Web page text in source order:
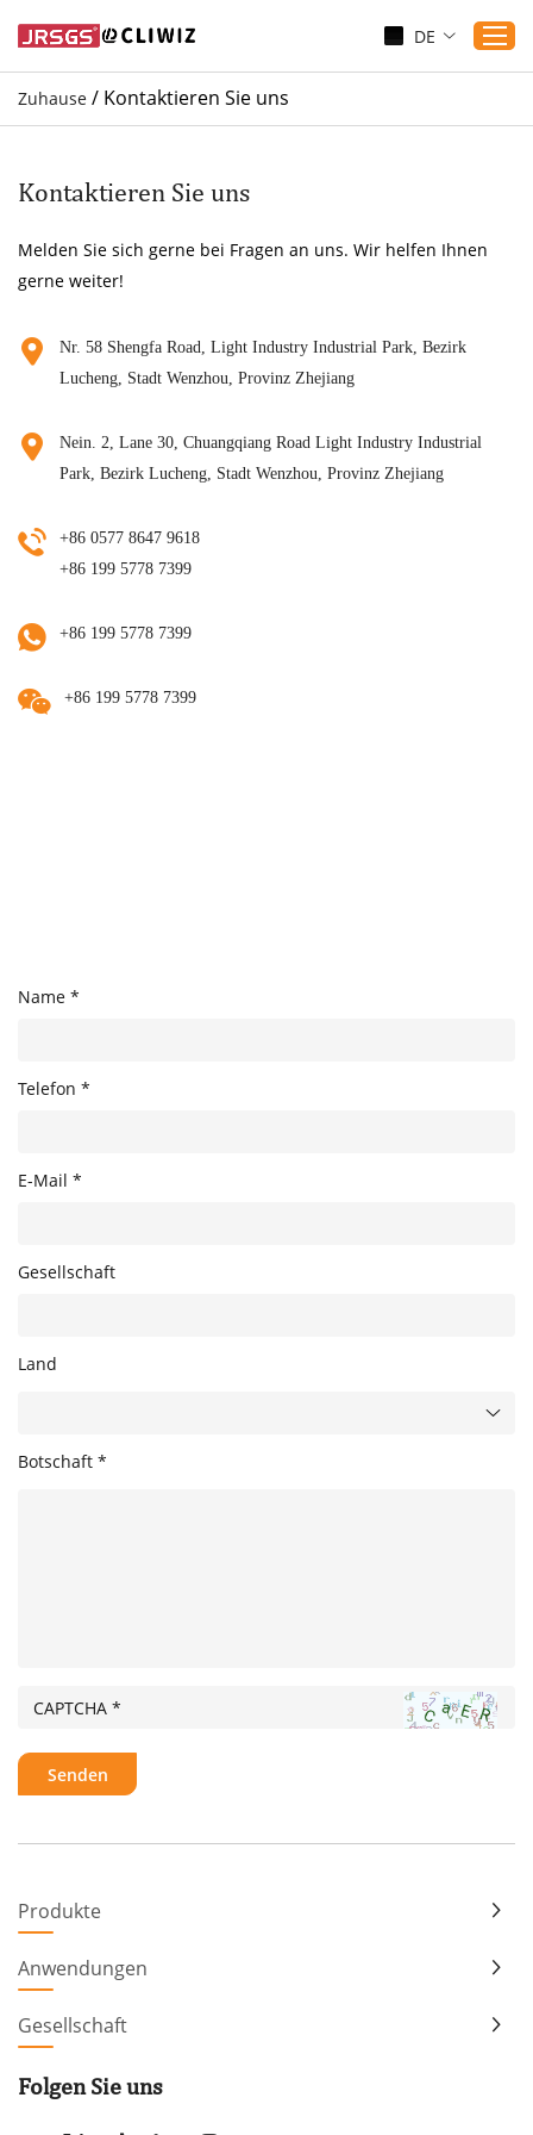
Produkte
Sicherung
Blogs
Über uns
DE
Zuhause / Kontaktieren Sie uns
Kontaktieren Sie uns
Melden Sie sich gerne bei Fragen an uns. Wir helfen Ihnen
gerne weiter!
Nr. 58 Shengfa Road, Light Industry Industrial Park, Bezirk
Lucheng, Stadt Wenzhou, Provinz Zhejiang
Nein. 2, Lane 30, Chuangqiang Road Light Industry Industrial
Park, Bezirk Lucheng, Stadt Wenzhou, Provinz Zhejiang
+86 0577 8647 9618
+86 199 5778 7399
+86 199 5778 7399
+86 199 5778 7399
Name *
Telefon *
E-Mail *
Gesellschaft
Land
Botschaft *
Folgen Sie uns
Produkte
Anwendungen
Gesellschaft